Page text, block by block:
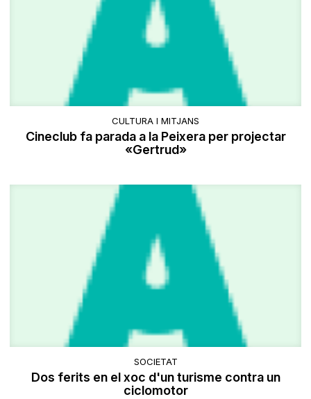
CULTURA I MITJANS
Cineclub fa parada a la Peixera per projectar
«Gertrud»
SOCIETAT
Dos ferits en el xoc d'un turisme contra un
ciclomotor